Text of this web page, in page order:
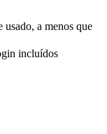
usado, a menos que
incluídos